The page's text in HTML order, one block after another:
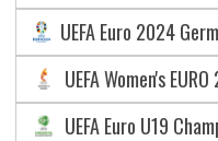
UEFA Euro 2024
UEFA Women's
UEFA Euro U19